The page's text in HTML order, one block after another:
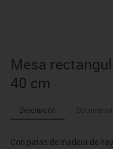
Mesa
40 cm
Descripción
Con patas de madera de